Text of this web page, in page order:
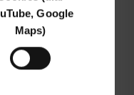
Google
Maps)
Managers zu
Studienbereich
Menschen am
bei der klar